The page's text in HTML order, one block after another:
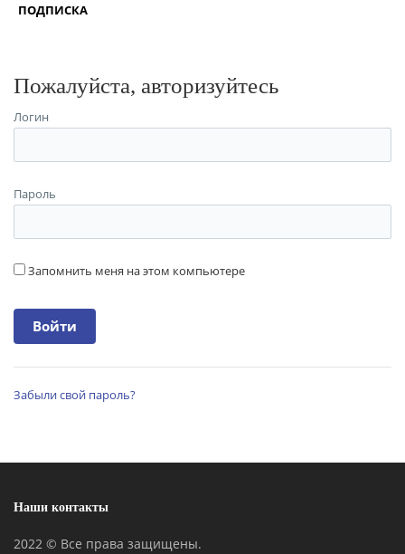
ПОДПИСКА
Пожалуйста, авторизуйтесь
Логин
Пароль
Запомнить меня на этом компьютере
Забыли свой пароль?
Наши контакты
2022 © Все права защищены.